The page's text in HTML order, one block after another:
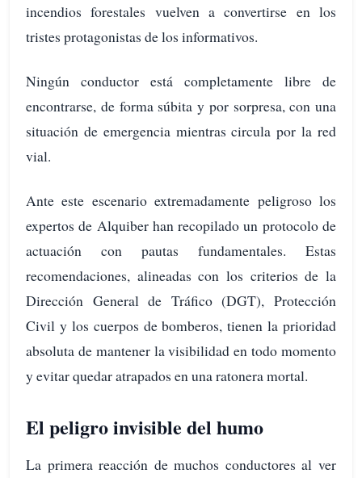
incendios forestales vuelven a convertirse en los
tristes protagonistas de los informativos.
Ningún conductor está completamente libre de
encontrarse, de forma súbita y por sorpresa, con una
situación de emergencia mientras circula por la red
vial.
Ante este escenario extremadamente peligroso los
expertos de Alquiber han recopilado un protocolo de
actuación con pautas fundamentales. Estas
recomendaciones, alineadas con los criterios de la
Dirección General de Tráfico (DGT), Protección
Civil y los cuerpos de bomberos, tienen la prioridad
absoluta de mantener la visibilidad en todo momento
y evitar quedar atrapados en una ratonera mortal.
El peligro invisible del humo
La primera reacción de muchos conductores al ver